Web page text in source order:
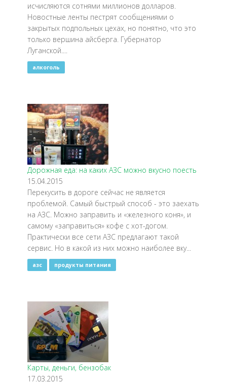
исчисляются сотнями миллионов долларов.
Новостные ленты пестрят сообщениями о
закрытых подпольных цехах, но понятно, что это
только вершина айсберга. Губернатор
Луганской....
алкоголь
Дорожная еда: на каких АЗС можно вкусно поесть
15.04.2015
Перекусить в дороге сейчас не является
проблемой. Самый быстрый способ - это заехать
на АЗС. Можно заправить и «железного коня», и
самому «заправиться» кофе с хот-догом.
Практически все сети АЗС предлагают такой
сервис. Но в какой из них можно наиболее вку...
азс продукты питания
Карты, деньги, бензобак
17.03.2015